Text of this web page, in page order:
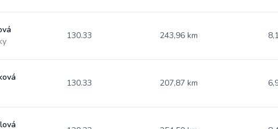
130.33 243,96 km
130.33 207,87 km